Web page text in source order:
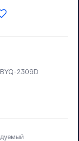
2309D